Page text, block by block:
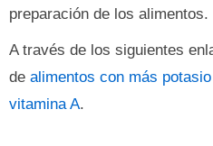
preparación de los alimentos.
A través de los siguientes
de alimentos con más potasio
vitamina A.